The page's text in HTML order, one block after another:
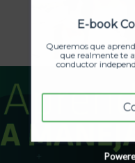
E-book
Queremos que
que realmente te
conductor